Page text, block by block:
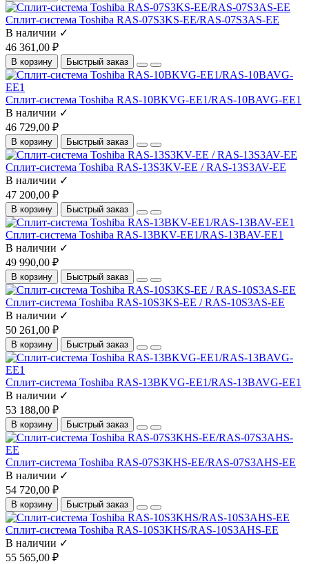
Сплит-система Toshiba RAS-07S3KS-EE/RAS-07S3AS-EE
В наличии ✓
46 361,00 ₽
В корзину Быстрый заказ
Сплит-система Toshiba RAS-10BKVG-EE1/RAS-10BAVG-EE1
В наличии ✓
46 729,00 ₽
В корзину Быстрый заказ
Сплит-система Toshiba RAS-13S3KV-EE / RAS-13S3AV-EE
В наличии ✓
47 200,00 ₽
В корзину Быстрый заказ
Сплит-система Toshiba RAS-13BKV-EE1/RAS-13BAV-EE1
В наличии ✓
49 990,00 ₽
В корзину Быстрый заказ
Сплит-система Toshiba RAS-10S3KS-EE / RAS-10S3AS-EE
В наличии ✓
50 261,00 ₽
В корзину Быстрый заказ
Сплит-система Toshiba RAS-13BKVG-EE1/RAS-13BAVG-EE1
В наличии ✓
53 188,00 ₽
В корзину Быстрый заказ
Сплит-система Toshiba RAS-07S3KHS-EE/RAS-07S3AHS-EE
В наличии ✓
54 720,00 ₽
В корзину Быстрый заказ
Сплит-система Toshiba RAS-10S3KHS/RAS-10S3AHS-EE
В наличии ✓
55 565,00 ₽